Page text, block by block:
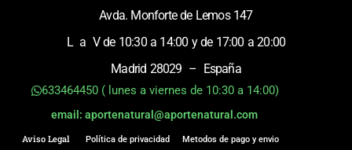
Avda. Monforte de Lemos 147
L a V de 10:30 a 14:00 y de 17:00 a 20:00
Madrid 28029 – España
633464450 ( lunes a viernes de 10:30 a 14:00)
email: aportenatural@aportenatural.com
Aviso Legal Política de privacidad Metodos de pago y envio